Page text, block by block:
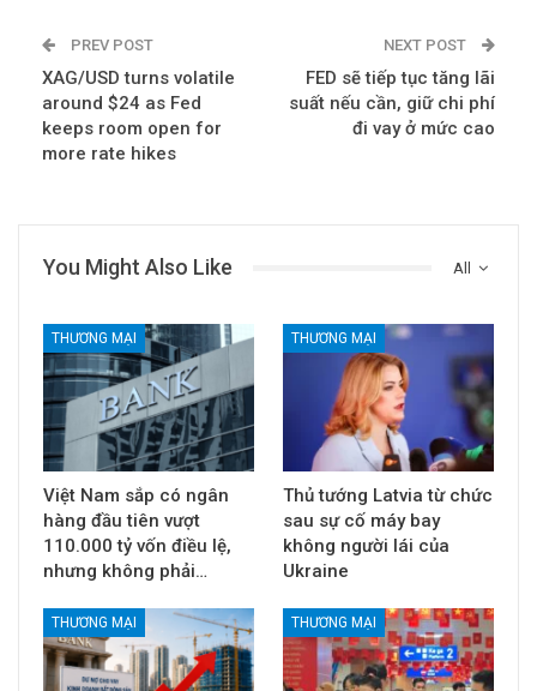
Đức cũng đã cho thấy họ có thể hành động nhanh chóng: Năm
ngoái, nước này đã phê duyệt và xây dựng một trạm LNG trong
vài tháng để giúp phá vỡ sự phụ thuộc vào năng lượng của Nga.
chóng trước bối cảnh cạnh tranh đang thay đổi”.
Các SànforexUy Tín:
Icmarkets
Exness
IQOption
Deriv
Source link
Share Facebook Twitter ReddIt